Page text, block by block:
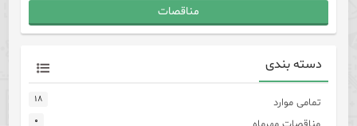
مناقصات
دسته بندی
تمامی موارد ۱۸
۰